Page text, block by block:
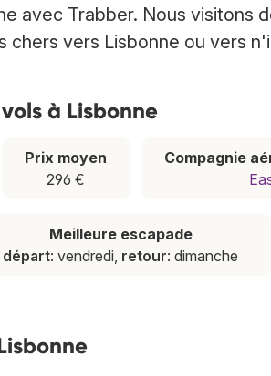
avec Trabber. Nous visitons
chers vers Lisbonne ou vers
à Lisbonne
Prix moyen
296 €
Compagnie
Meilleure escapade
départ: vendredi, retour: dimanche